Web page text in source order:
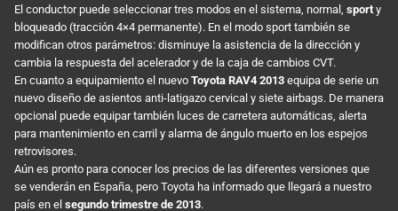
El conductor puede seleccionar tres modos en el sistema, normal, sporty
bloqueado (tracción 4×4 permanente). En el modo sport también se
modifican otros parámetros: disminuye la asistencia de la dirección y
cambia la respuesta del acelerador y de la caja de cambios CVT.
En cuanto a equipamiento el nuevo Toyota RAV4 2013 equipa de serie un
nuevo diseño de asientos anti-latigazo cervical y siete airbags. De manera
opcional puede equipar también luces de carretera automáticas, alerta
para mantenimiento en carril y alarma de ángulo muerto en los espejos
retrovisores.
Aún es pronto para conocer los precios de las diferentes versiones que
se venderán en España, pero Toyota ha informado que llegará a nuestro
país en el segundo trimestre de 2013.